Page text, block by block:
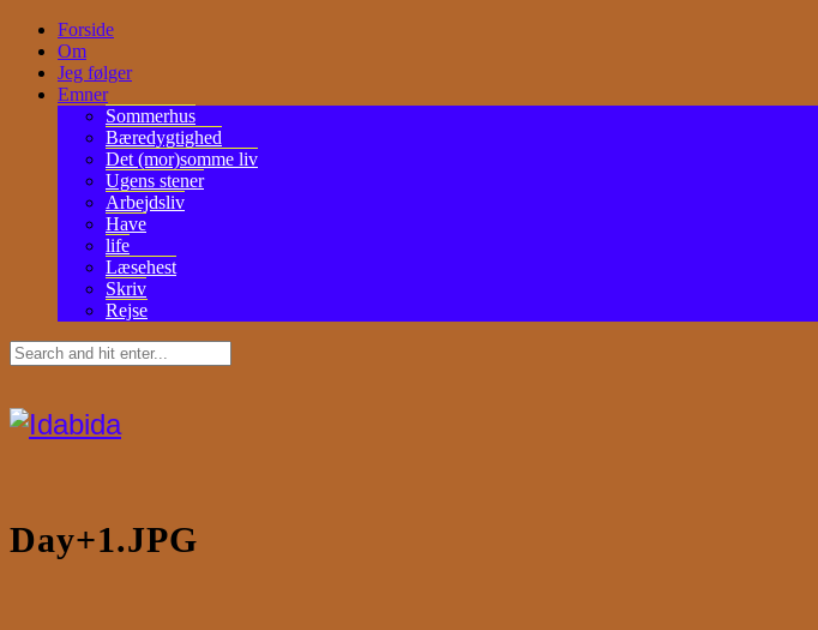
Forside
Om
Jeg følger
Emner
Sommerhus
Bæredygtighed
Det (mor)somme liv
Ugens stener
Arbejdsliv
Have
life
Læsehest
Skriv
Rejse
Day+1.JPG